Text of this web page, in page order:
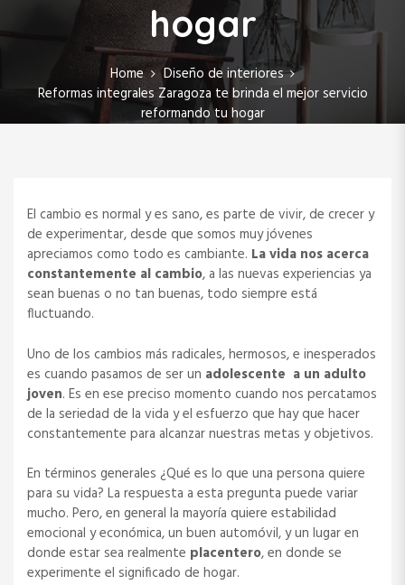
hogar
Home
Diseño de interiores
Reformas integrales Zaragoza te brinda el mejor servicio
reformando tu hogar
El cambio es normal y es sano, es parte de vivir, de crecer y
de experimentar, desde que somos muy jóvenes
apreciamos como todo es cambiante. La vida nos acerca
constantemente al cambio, a las nuevas experiencias ya
sean buenas o no tan buenas, todo siempre está
fluctuando.
Uno de los cambios más radicales, hermosos, e inesperados
es cuando pasamos de ser un adolescente a un adulto
joven. Es en ese preciso momento cuando nos percatamos
de la seriedad de la vida y el esfuerzo que hay que hacer
constantemente para alcanzar nuestras metas y objetivos.
En términos generales ¿Qué es lo que una persona quiere
para su vida? La respuesta a esta pregunta puede variar
mucho. Pero, en general la mayoría quiere estabilidad
emocional y económica, un buen automóvil, y un lugar en
donde estar sea realmente placentero, en donde se
experimente el significado de hogar.